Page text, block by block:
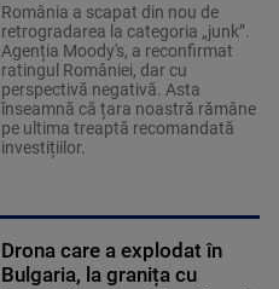
România a scapat din nou de
retrogradarea la categoria „junk”.
Agenția Moody's, a reconfirmat
ratingul României, dar cu
perspectivă negativă. Asta
înseamnă că țara noastră rămâne
pe ultima treaptă recomandată
investițiilor.
Drona care a explodat în
Bulgaria, la granița cu